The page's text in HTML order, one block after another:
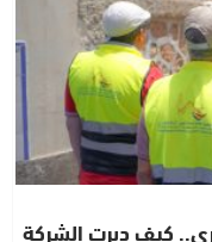
كيف دبرت الشركة